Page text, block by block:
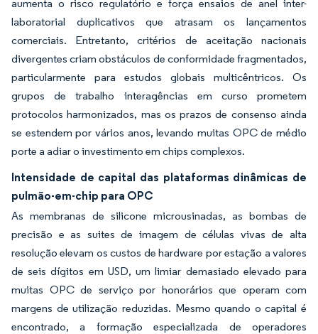
aumenta o risco regulatório e força ensaios de anel inter-
laboratorial duplicativos que atrasam os lançamentos
comerciais. Entretanto, critérios de aceitação nacionais
divergentes criam obstáculos de conformidade fragmentados,
particularmente para estudos globais multicêntricos. Os
grupos de trabalho interagências em curso prometem
protocolos harmonizados, mas os prazos de consenso ainda
se estendem por vários anos, levando muitas OPC de médio
porte a adiar o investimento em chips complexos.
Intensidade de capital das plataformas dinâmicas de
pulmão-em-chip para OPC
As membranas de silicone microusinadas, as bombas de
precisão e as suites de imagem de células vivas de alta
resolução elevam os custos de hardware por estação a valores
de seis dígitos em USD, um limiar demasiado elevado para
muitas OPC de serviço por honorários que operam com
margens de utilização reduzidas. Mesmo quando o capital é
encontrado, a formação especializada de operadores